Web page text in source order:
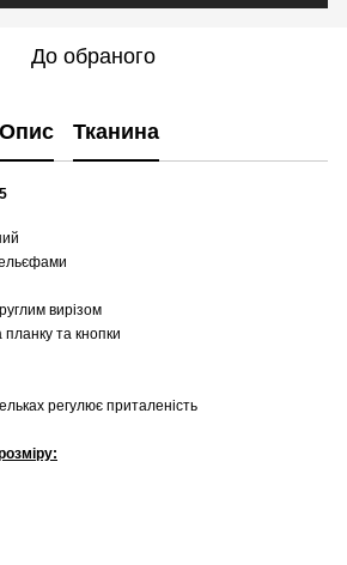
До обраного
Опис Тканина
вирізом
планку та кнопки
регулює приталеність